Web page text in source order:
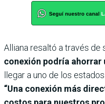
Alliana resaltó a través de
conexión podría
llegar a uno de los
“Una conexión más